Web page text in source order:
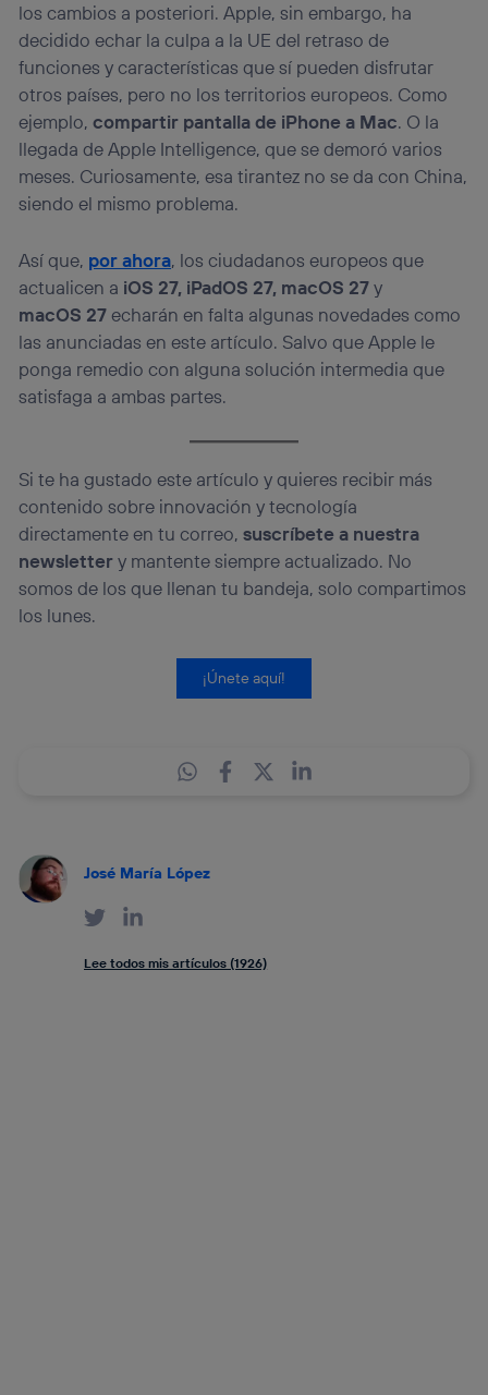
los cambios a posteriori. Apple, sin embargo, ha
decidido echar la culpa a la UE del retraso de
funciones y características que sí pueden disfrutar
otros países, pero no los territorios europeos. Como
ejemplo,compartir pantalla de iPhone a Mac. O la
llegada de Apple Intelligence, que se demoró varios
meses. Curiosamente, esa tirantez no se da con China,
siendo el mismo problema.
Así que, por ahora, los ciudadanos europeos que
actualicen a iOS 27, iPadOS 27, macOS 27y
macOS 27echarán en falta algunas novedades como
las anunciadas en este artículo. Salvo que Apple le
ponga remedio con alguna solución intermedia que
satisfaga a ambas partes.
Si te ha gustado este artículo y quieres recibir más
contenido sobre innovación y tecnología
directamente en tu correo,suscríbete a nuestra
newslettery mantente siempre actualizado. No
somos de los que llenan tu bandeja, solo compartimos
los lunes.
¡Únete aquí!
José María López
Lee todos mis artículos (1926)